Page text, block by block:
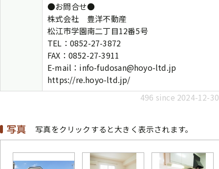
●お問合せ●
株式会社 豊洋不動産
松江市学園南二丁目12番5号
TEL：0852-27-3872
FAX：0852-27-3911
E-mail：info-fudosan@hoyo-ltd.jp
https://re.hoyo-ltd.jp/
496 since 2024-12-30
写真をクリックすると大きく表示されます。